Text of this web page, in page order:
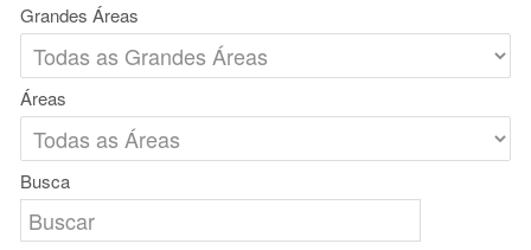
Grandes Áreas
Áreas
Busca